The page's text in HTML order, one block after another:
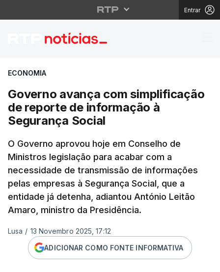
Entrar
Governo avança com
ECONOMIA
Governo avança com simplificação
de reporte de informação à
Segurança Social
O Governo aprovou hoje em Conselho de
Ministros legislação para acabar com a
necessidade de transmissão de informações
pelas empresas à Segurança Social, que a
entidade já detenha, adiantou António Leitão
Amaro, ministro da Presidência.
Lusa / 13 Novembro 2025, 17:12
ADICIONAR COMO FONTE INFORMATIVA